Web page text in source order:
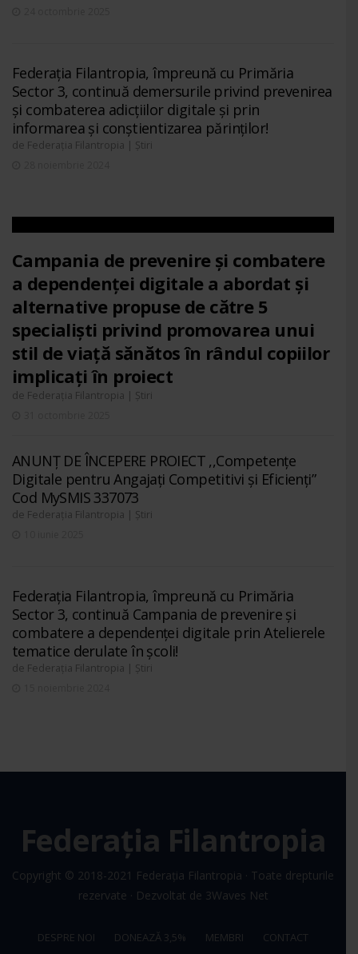
Federația Filantropia, împreună cu Primăria
Sector 3, continuă demersurile privind prevenirea
și combaterea adicțiilor digitale și prin
informarea și conștientizarea părinților!
de Federația Filantropia | Știri
Campania de prevenire și combatere
a dependenței digitale a abordat și
alternative propuse de către 5
specialiști privind promovarea unui
stil de viață sănătos în rândul copiilor
implicați în proiect
de Federația Filantropia | Știri
ANUNȚ DE ÎNCEPERE PROIECT ,,Competențe
Digitale pentru Angajați Competitivi și Eficienți”
Cod MySMIS 337073
de Federația Filantropia | Știri
Federația Filantropia, împreună cu Primăria
Sector 3, continuă Campania de prevenire și
combatere a dependenței digitale prin Atelierele
tematice derulate în școli!
de Federația Filantropia | Știri
Federația Filantropia
Copyright © 2018-2021 Federația Filantropia · Toate drepturile
rezervate · Dezvoltat de 3Waves Net
DESPRE NOI DONEAZĂ 3,5% MEMBRI
CONTACT